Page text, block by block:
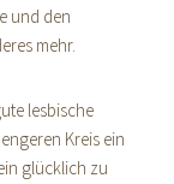
und den
mehr.
lesbische
Kreis ein
glücklich zu